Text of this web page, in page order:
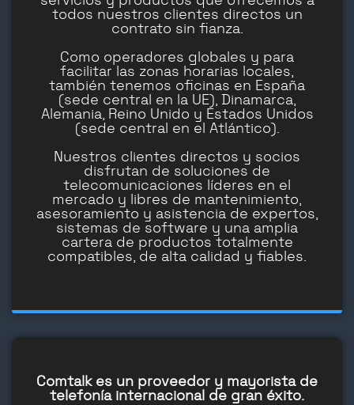
todos nuestros clientes directos un
contrato sin fianza.
Como operadores globales y para
facilitar las zonas horarias locales,
también tenemos oficinas en España
(sede central en la UE), Dinamarca,
Alemania, Reino Unido y Estados Unidos
(sede central en el Atlántico).
Nuestros clientes directos y socios
disfrutan de soluciones de
telecomunicaciones líderes en el
mercado y libres de mantenimiento,
asesoramiento y asistencia de expertos,
sistemas de software y una amplia
cartera de productos totalmente
compatibles, de alta calidad y fiables.
Comtalk es un proveedor y mayorista de
telefonía internacional de gran éxito.